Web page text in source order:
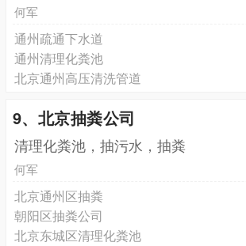
何军
通州疏通下水道
通州清理化粪池
北京通州高压清洗管道
9、北京抽粪公司
清理化粪池，抽污水，抽粪
何军
北京通州区抽粪
朝阳区抽粪公司
北京东城区清理化粪池